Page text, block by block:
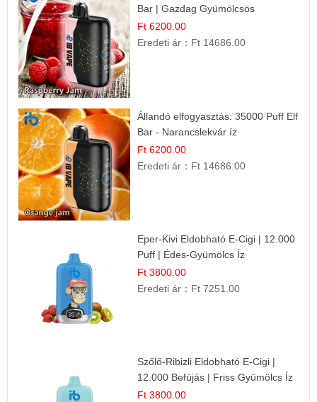
Bar | Gazdag Gyümölcsös
Ízélmény!
Ft 6200.00
Eredeti ár： Ft 14686.00
Állandó elfogyasztás: 35000 Puff Elf
Bar - Narancslekvár íz
Ft 6200.00
Eredeti ár： Ft 14686.00
Eper-Kivi Eldobható E-Cigi | 12.000
Puff | Édes-Gyümölcs Íz
Ft 3800.00
Eredeti ár： Ft 7251.00
Szőlő-Ribizli Eldobható E-Cigi |
12.000 Befújás | Friss Gyümölcs Íz
Ft 3800.00